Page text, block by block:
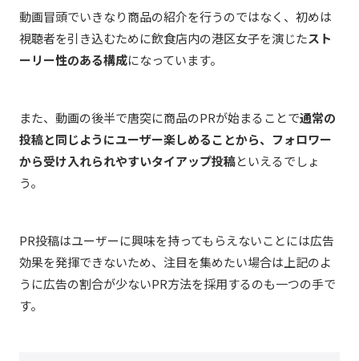
動画冒頭でいきなり商品の紹介を行うのではなく、初めは
視聴者を引き込むために飲食店内の港区女子を演じたスト
ーリー性のある構成になっています。
また、動画の後半で唐突に商品のPRが始まることで通常の
投稿と同じようにユーザー楽しめることから、フォロワー
から受け入れられやすいタイアップ投稿といえるでしょ
う。
PR投稿はユーザーに興味を持ってもらえないことには広告
効果を発揮できないため、注目を集めたい場合は上記のよ
うに広告の割合が少ないPR方法を採用するのも一つの手で
す。